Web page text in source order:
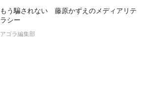
もう騙されない 藤原かずえのメディアリテ
ラシー
アゴラ編集部